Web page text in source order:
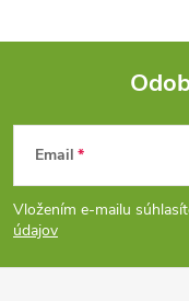
v
v
ý
p
Z
á
p
Email
Vložením e-mailu
údajov